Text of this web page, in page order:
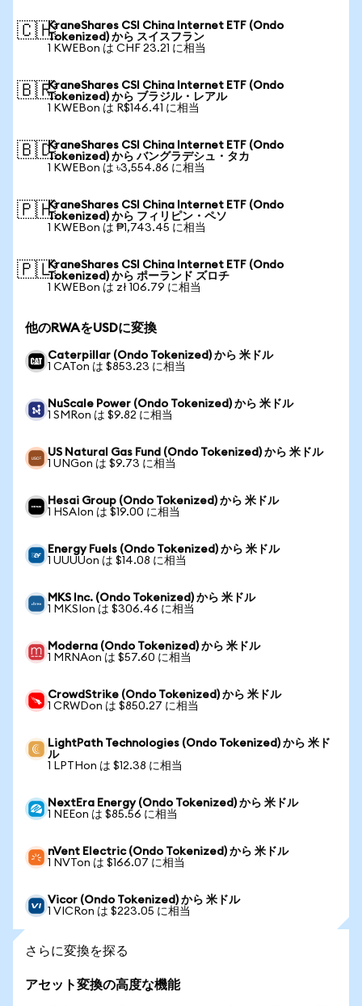
🇨🇭KraneShares CSI China Internet ETF (Ondo
Tokenized) から スイスフラン
1 KWEBon は CHF 23.21 に相当
🇧🇷KraneShares CSI China Internet ETF (Ondo
Tokenized) から ブラジル・レアル
1 KWEBon は R$146.41 に相当
🇧🇩KraneShares CSI China Internet ETF (Ondo
Tokenized) から バングラデシュ・タカ
1 KWEBon は ৳3,554.86 に相当
🇵🇭KraneShares CSI China Internet ETF (Ondo
Tokenized) から フィリピン・ペソ
1 KWEBon は ₱1,743.45 に相当
🇵🇱KraneShares CSI China Internet ETF (Ondo
Tokenized) から ポーランド ズロチ
1 KWEBon は zł 106.79 に相当
他のRWAをUSDに変換
Caterpillar (Ondo Tokenized) から 米ドル
1 CATon は $853.23 に相当
NuScale Power (Ondo Tokenized) から 米ドル
1 SMRon は $9.82 に相当
US Natural Gas Fund (Ondo Tokenized) から 米ドル
1 UNGon は $9.73 に相当
Hesai Group (Ondo Tokenized) から 米ドル
1 HSAIon は $19.00 に相当
Energy Fuels (Ondo Tokenized) から 米ドル
1 UUUUon は $14.08 に相当
MKS Inc. (Ondo Tokenized) から 米ドル
1 MKSIon は $306.46 に相当
Moderna (Ondo Tokenized) から 米ドル
1 MRNAon は $57.60 に相当
CrowdStrike (Ondo Tokenized) から 米ドル
1 CRWDon は $850.27 に相当
LightPath Technologies (Ondo Tokenized) から 米ド
ル
1 LPTHon は $12.38 に相当
NextEra Energy (Ondo Tokenized) から 米ドル
1 NEEon は $85.56 に相当
nVent Electric (Ondo Tokenized) から 米ドル
1 NVTon は $166.07 に相当
Vicor (Ondo Tokenized) から 米ドル
1 VICRon は $223.05 に相当
さらに変換を探る
アセット変換の高度な機能